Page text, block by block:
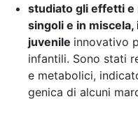
studiato gli effetti e
singoli e in
juvenile innovativo
infantili. Sono stati
e metabolici,
genica di alcuni